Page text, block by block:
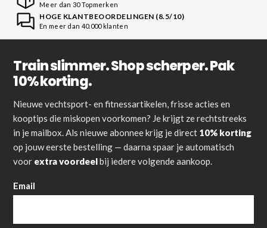
Meer dan 30 Topmerken
HOGE KLANTBEOORDELINGEN (8.5/10)
En meer dan 40.000 klanten
Train slimmer. Shop scherper. Pak
10% korting.
Nieuwe vechtsport- en fitnessartikelen, frisse acties en
kooptips die miskopen voorkomen? Je krijgt ze rechtstreeks
in je mailbox. Als nieuwe abonnee krijg je direct 10% korting
op jouw eerste bestelling — daarna spaar je automatisch
voor extra voordeelbij iedere volgende aankoop.
Email